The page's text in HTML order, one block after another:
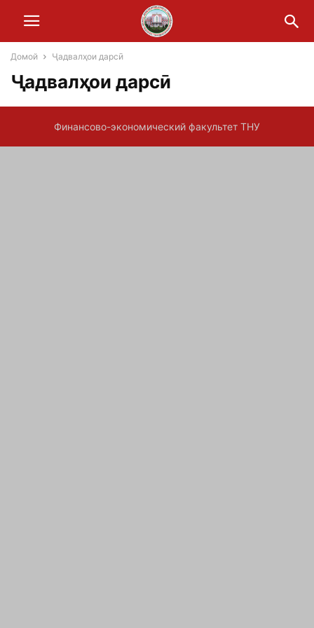
Домой Ҷадвалҳои дарсӣ
Ҷадвалҳои дарсӣ
Финансово-экономический факультет ТНУ